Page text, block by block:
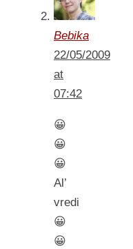
Bebika
22/05/2009
at
07:42
😀
😀
😀
Al’
vredi
😀
😀